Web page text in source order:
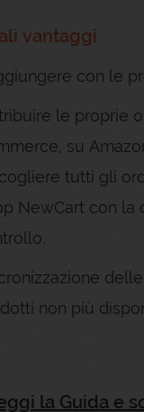
vantaggi
con le
le proprie
su
tutti gli
NewCart con
non più
la Guida e